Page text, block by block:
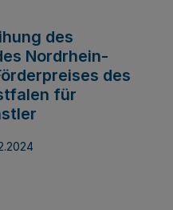
des
Nordrhein-
des
für